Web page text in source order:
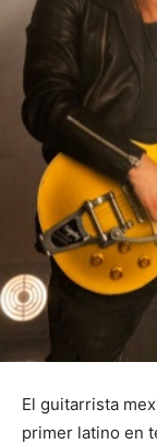
El guitarrista
primer latino en